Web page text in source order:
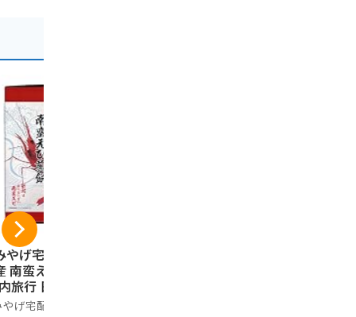
やげ宅配便 新潟
南蛮えび煎餅
旅行 日本 新潟
産）
げ宅配便